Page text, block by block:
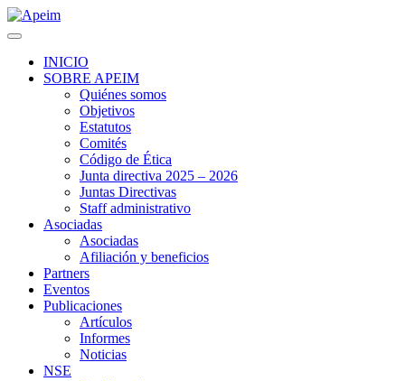
INICIO
SOBRE APEIM
Quiénes somos
Objetivos
Estatutos
Comités
Código de Ética
Junta directiva 2025 – 2026
Juntas Directivas
Staff administrativo
Asociadas
Asociadas
Afiliación y beneficios
Partners
Eventos
Publicaciones
Artículos
Informes
Noticias
NSE